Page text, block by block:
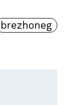
brezhoneg